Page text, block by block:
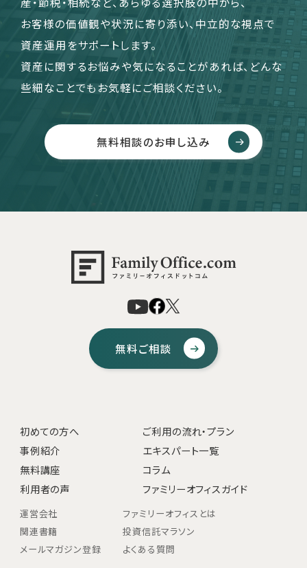
お客様の価値観や状況に寄り添い、中立的な視点で
資産運用をサポートします。
資産に関するお悩みや気になることがあれば、どんな
些細なことでもお気軽にご相談ください。
無料相談のお申し込み
無料ご相談
初めての方へ
ご利用の流れ・プラン
事例紹介
エキスパート一覧
無料講座
コラム
利用者の声
ファミリーオフィスガイド
運営会社
ファミリーオフィスとは
関連書籍
投資信託マラソン
メールマガジン登録
よくある質問